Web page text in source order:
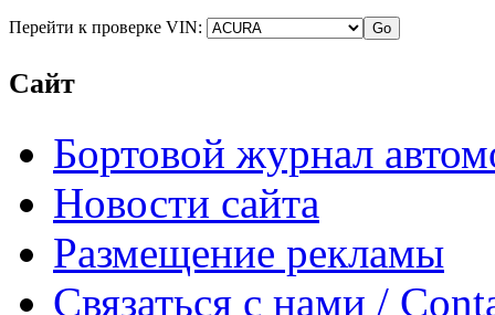
Перейти к проверке VIN:
Сайт
Бортовой журнал
Новости сайта
Размещение рекламы
Связаться с нами /